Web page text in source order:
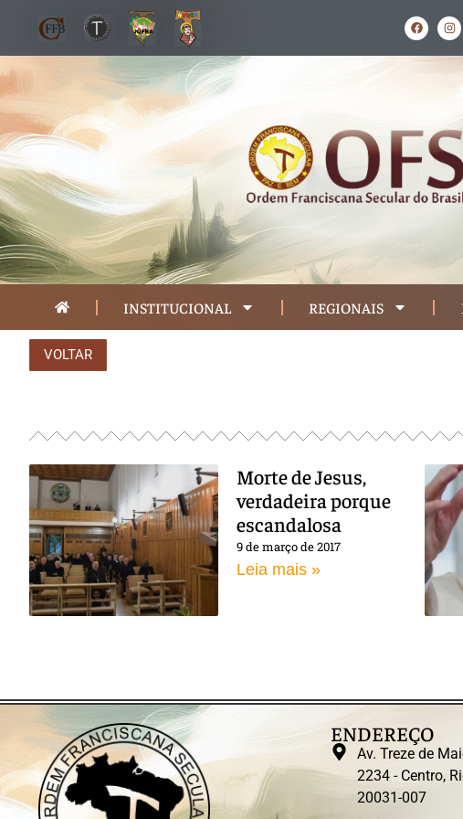
INSTITUCIONAL REGIONAIS
VOLTAR
Morte de Jesus,
verdadeira porque
escandalosa
9 de março de 2017
Leia mais »
ENDEREÇO
Av. Treze de
2234 - Centro,
20031-007